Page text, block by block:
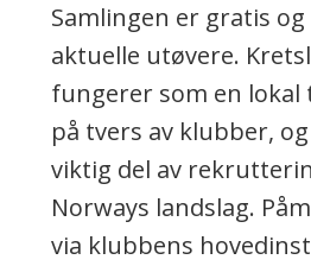
Samlingen er gratis
aktuelle utøvere.
fungerer som en lokal
på tvers av klubber,
viktig del av
Norways landslag.
via klubbens